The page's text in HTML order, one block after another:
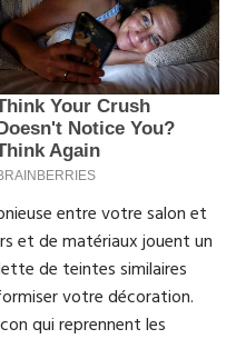
entre votre salon et
et de matériaux jouent un
de teintes similaires
votre décoration.
qui reprennent les